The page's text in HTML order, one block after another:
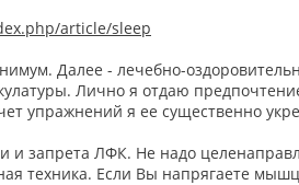
article/sleep
Далее - лечебно-
Лично я отдаю
упражнений я ее существенно
и запрета ЛФК. Не надо
техника. Если Вы напрягаете